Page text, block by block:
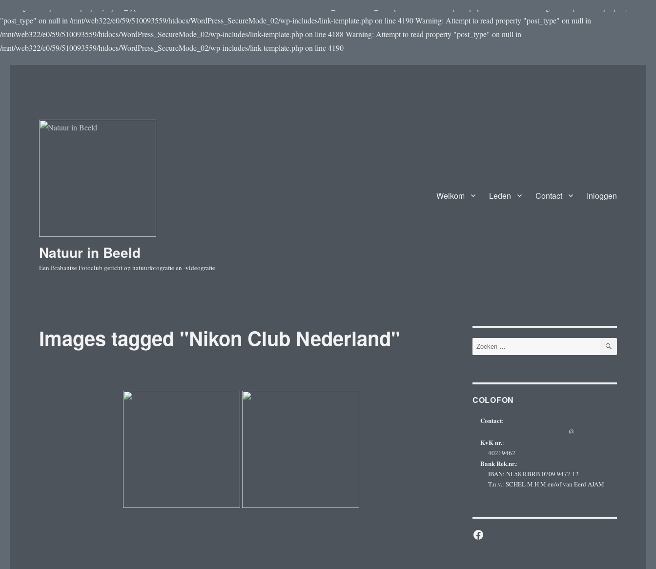
"post_type" on null in /mnt/web322/e0/59/510093559/htdocs/WordPress_SecureMode_02/wp-includes/link-template.php on line 4190Warning: Attempt to read property "post_type" on null in
/mnt/web322/e0/59/510093559/htdocs/WordPress_SecureMode_02/wp-includes/link-template.php on line 4188 Warning: Attempt to read property "post_type" on null in
/mnt/web322/e0/59/510093559/htdocs/WordPress_SecureMode_02/wp-includes/link-template.php on line 4190
Natuur in Beeld
Een Brabantse Fotoclub gericht op natuurfotografie en -videografie
Welkom Leden Contact Inloggen
Images tagged "Nikon Club Nederland"
Zoeken
naar:
ZOEKEN
COLOFON
Contact:
@
KvK nr.:
40219462
Bank Rek.nr.:
IBAN: NL58 RBRB 0709 9477 12
T.n.v.: SCHEL M H M en/of van Eerd AJAM
Facebook